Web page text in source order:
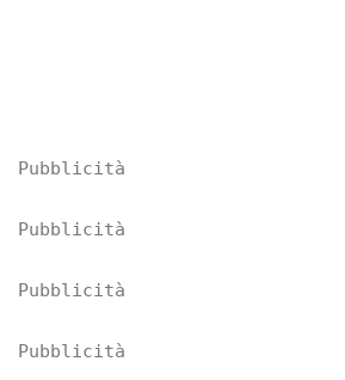
Pubblicità
Pubblicità
Pubblicità
Pubblicità